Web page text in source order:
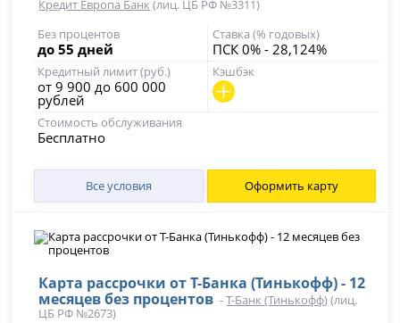
Кредит Европа Банк (лиц. ЦБ РФ №3311)
Без процентов
до 55 дней
Ставка (% годовых)
ПСК 0% - 28,124%
Кредитный лимит (руб.)
от 9 900 до 600 000
рублей
Кэшбэк
Стоимость обслуживания
Бесплатно
Все условия Оформить карту
Карта рассрочки от Т-Банка (Тинькофф) - 12
месяцев без процентов -Т-Банк (Тинькофф)(лиц.
ЦБ РФ №2673)